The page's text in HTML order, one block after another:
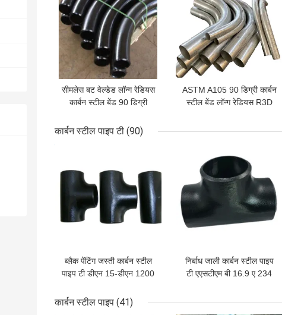
सीमलेस बट वेल्डेड लॉन्ग रेडियस
कार्बन स्टील बेंड 90 डिग्री
ASTM A105 90 डिग्री कार्बन
स्टील बेंड लॉन्ग रेडियस R3D
कार्बन स्टील पाइप टी (90)
ब्लैक पेंटिंग जस्ती कार्बन स्टील
पाइप टी डीएन 15-डीएन 1200
निर्बाध जाली कार्बन स्टील पाइप
टी एएसटीएम बी 16.9 ए 234
कार्बन स्टील पाइप (41)